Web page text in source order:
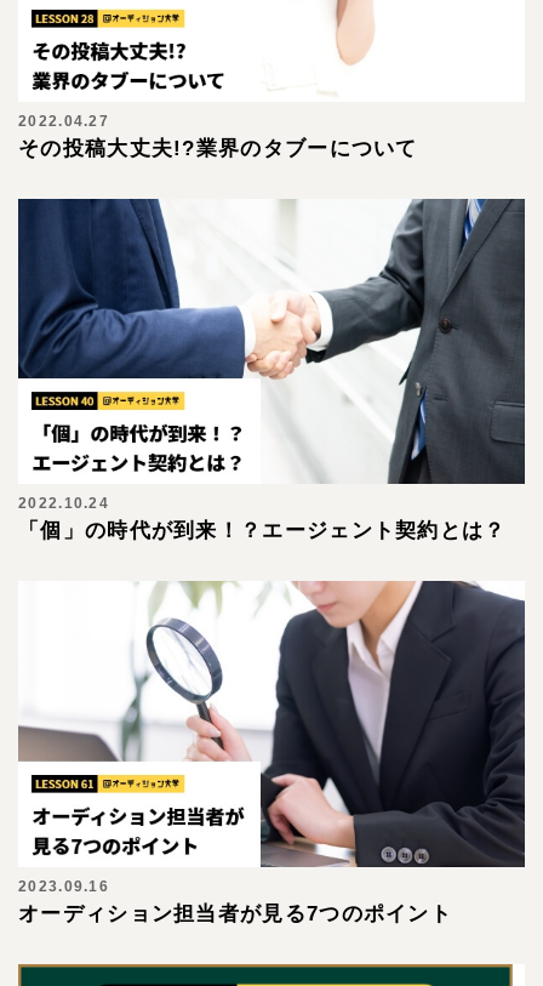
2022.04.27
その投稿大丈夫!?業界のタブーについて
2022.10.24
「個」の時代が到来！？エージェント契約とは？
2023.09.16
オーディション担当者が見る7つのポイント